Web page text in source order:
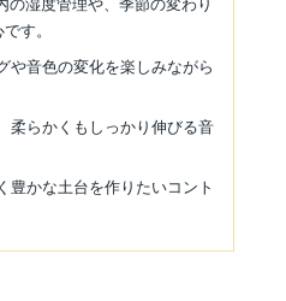
す。
や音色の変化を楽しみながら
柔らかくもしっかり伸びる音
豊かな土台を作りたいコント